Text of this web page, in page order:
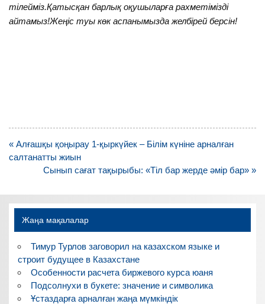
тілейміз.Қатысқан барлық оқушыларға рахметімізді
айтамыз!Жеңіс туы көк аспанымызда желбірей берсін!
Навигация
по
« Алғашқы қоңырау 1-қыркүйек – Білім күніне арналған
салтанатты жиын
Сынып сағат тақырыбы: «Тіл бар жерде әмір бар» »
Жаңа мақалалар
Тимур Турлов заговорил на казахском языке и
строит будущее в Казахстане
Особенности расчета биржевого курса юаня
Подсолнухи в букете: значение и символика
Ұстаздарға арналған жаңа мүмкіндік